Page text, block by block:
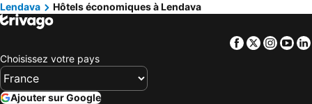
Molnárporta
Mandala Vendégház és Energiapark
Hotel Park
Hotel Castellum
Lendava
Hôtels économiques à Lendava
Facebook
Twitter
Choisissez votre pays
Ajouter sur Google